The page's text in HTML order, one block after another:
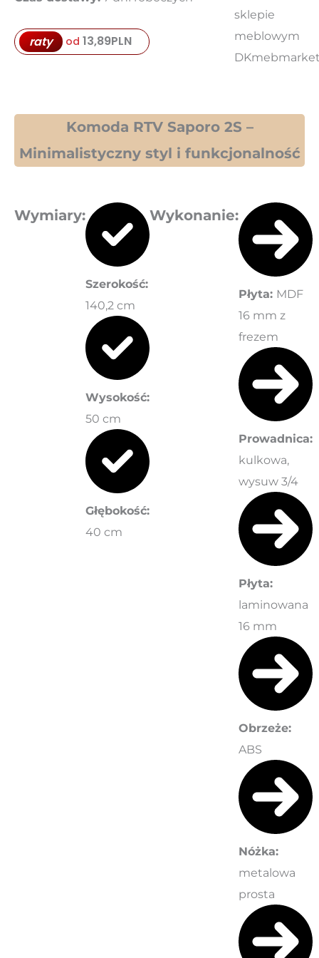
2Sraty od 13,89PLN
Komoda RTV Saporo 2S –
Minimalistyczny styl i funkcjonalność
Wymiary:
Szerokość:
140,2 cm
Wysokość:
50 cm
Głębokość:
40 cm
Wykonanie:
Płyta: MDF
16 mm z
frezem
Prowadnica:
kulkowa,
wysuw 3/4
Płyta:
laminowana
16 mm
Obrzeże:
ABS
Nóżka:
metalowa
prosta